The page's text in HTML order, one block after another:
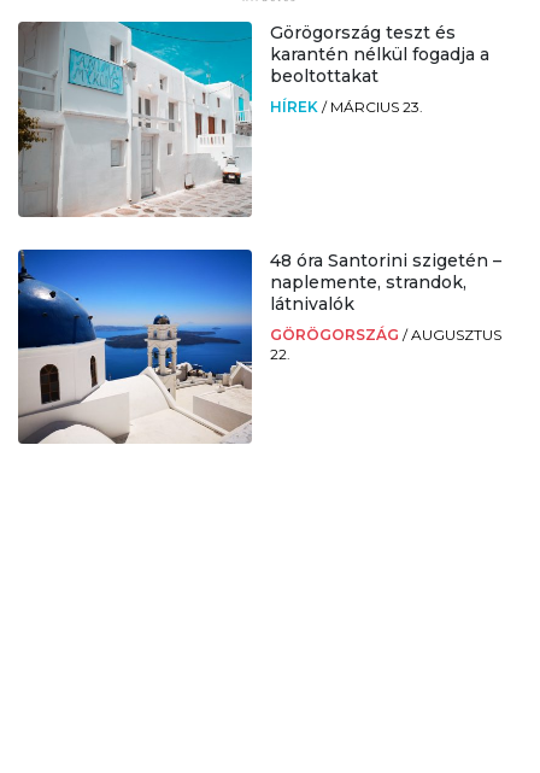
Görögország teszt és
karantén nélkül fogadja a
beoltottakat
HÍREK / MÁRCIUS 23.
48 óra Santorini szigetén –
naplemente, strandok,
látnivalók
GÖRÖGORSZÁG /AUGUSZTUS
22.